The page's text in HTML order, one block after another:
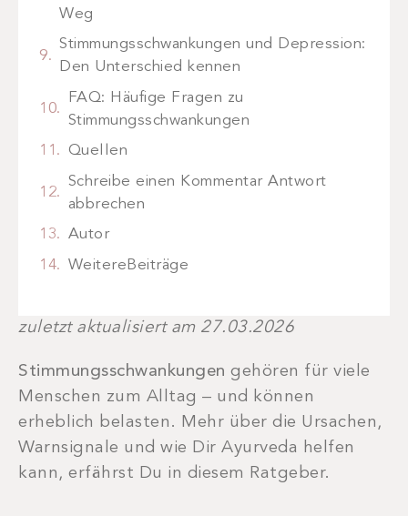
zuletzt aktualisiert am 27.03.2026
Stimmungsschwankungen gehören für viele
Menschen zum Alltag – und können
erheblich belasten. Mehr über die Ursachen,
Warnsignale und wie Dir Ayurveda helfen
kann, erfährst Du in diesem Ratgeber.
Weg
Stimmungsschwankungen und Depression:
Den Unterschied kennen
FAQ: Häufige Fragen zu
Stimmungsschwankungen
Quellen
Schreibe einen Kommentar Antwort
abbrechen
Autor
WeitereBeiträge